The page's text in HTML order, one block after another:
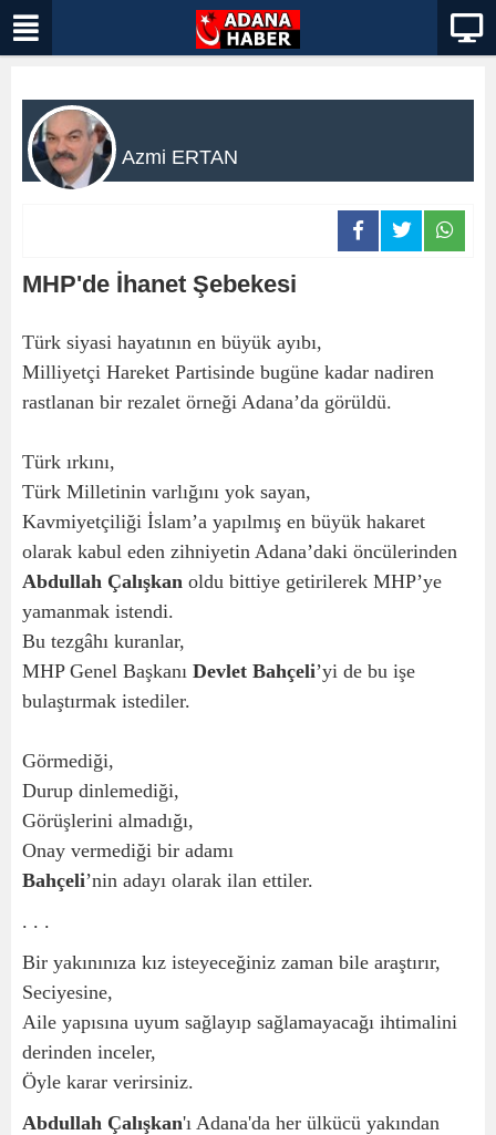
Azmi ERTAN
MHP'de İhanet Şebekesi
Türk siyasi hayatının en büyük ayıbı,
Milliyetçi Hareket Partisinde bugüne kadar nadiren
rastlanan bir rezalet örneği Adana’da görüldü.
Türk ırkını,
Türk Milletinin varlığını yok sayan,
Kavmiyetçiliği İslam’a yapılmış en büyük hakaret
olarak kabul eden zihniyetin Adana’daki öncülerinden
Abdullah Çalışkan oldu bittiye getirilerek MHP’ye
yamanmak istendi.
Bu tezgâhı kuranlar,
MHP Genel Başkanı Devlet Bahçeli’yi de bu işe
bulaştırmak istediler.
Görmediği,
Durup dinlemediği,
Görüşlerini almadığı,
Onay vermediği bir adamı
Bahçeli’nin adayı olarak ilan ettiler.
. . .
Bir yakınınıza kız isteyeceğiniz zaman bile araştırır,
Seciyesine,
Aile yapısına uyum sağlayıp sağlamayacağı ihtimalini
derinden inceler,
Öyle karar verirsiniz.
Abdullah Çalışkan'ı Adana'da her ülkücü yakından